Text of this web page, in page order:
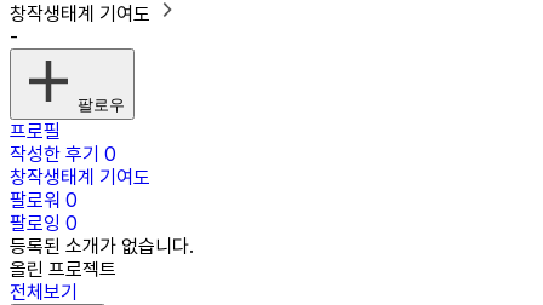
창작생태계 기여도
-
팔로우
프로필
작성한 후기 0
창작생태계 기여도
팔로워 0
팔로잉 0
등록된 소개가 없습니다.
올린 프로젝트
전체보기